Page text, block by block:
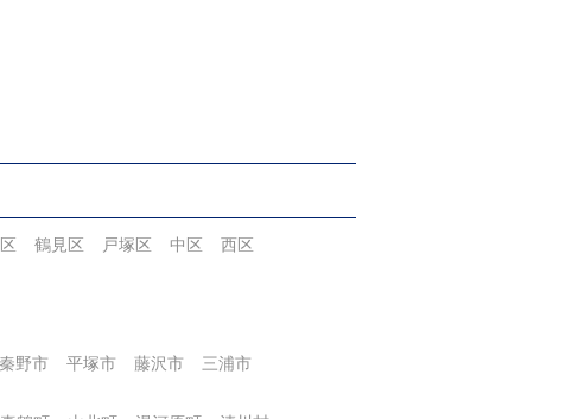
鶴見区 戸塚区 中区
西区
秦野市 平塚市 藤沢市
三浦市